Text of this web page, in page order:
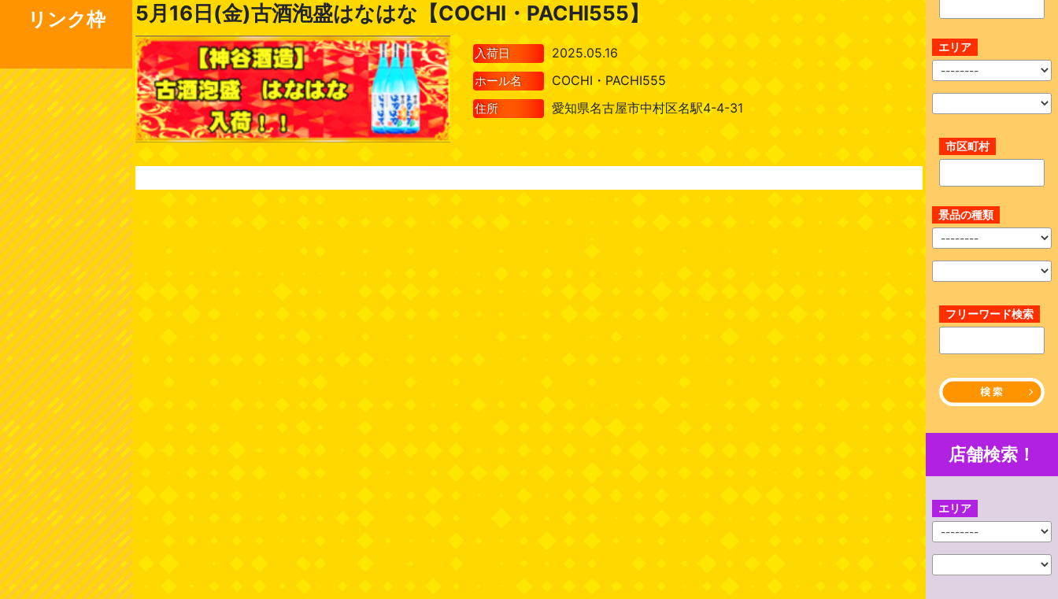
リンク枠 5月16日(金)古酒泡盛はなはな【COCHI・PACHI555】
入荷日 2025.05.16
ホール名 COCHI・PACHI555
住所 愛知県名古屋市中村区名駅4-4-31
エリア
市区町村
景品の種類
フリーワード検索
店舗検索！
エリア